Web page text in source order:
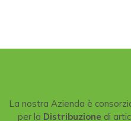
La nostra Azienda è
per la Distribuzione di